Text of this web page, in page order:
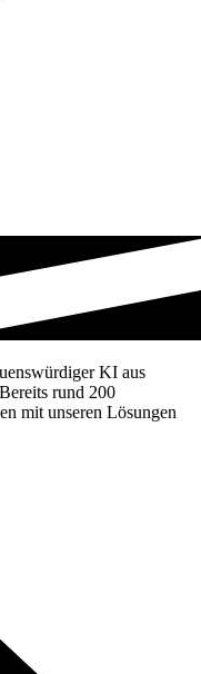
KI aus
rund 200
mit unseren Lösungen